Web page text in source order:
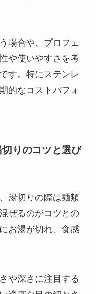
場合や、プロフェ
や使いやすさを考
す。特にステンレ
的なコストパフォ
りのコツと選び
湯切りの際は麺類
ぜるのがコツとの
お湯が切れ、食感
や深さに注目する